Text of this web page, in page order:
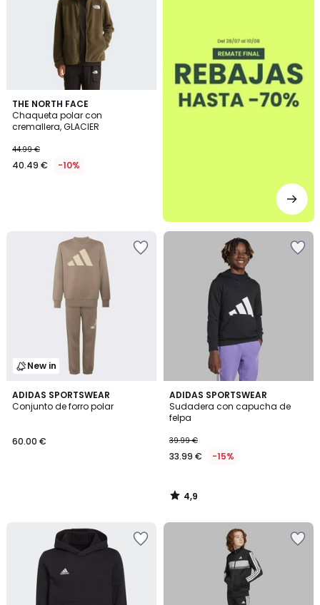
THE NORTH FACE
Chaqueta polar con
cremallera, GLACIER
44.99 €
40.49 € -10%
New in
ADIDAS SPORTSWEAR
Conjunto de forro polar
60.00 €
ADIDAS SPORTSWEAR
Sudadera con capucha de
felpa
39.99 €
33.99 € -15%
4,9
/ 5
4,9
/